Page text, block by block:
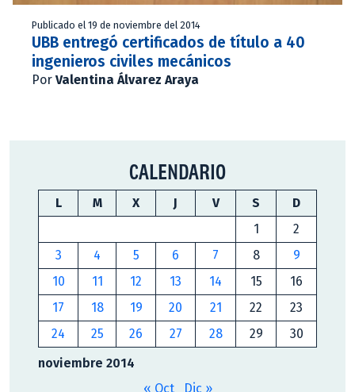
Publicado el 19 de noviembre del 2014
UBB entregó certificados de título a 40
ingenieros civiles mecánicos
Por Valentina Álvarez Araya
CALENDARIO
noviembre 2014
L M X J V S
D
1
2
3
4 5 6 7 8
9
10
11 12 13 14 15
16
17
18 19 20 21 22
23
24
25 26 27 28 29 30
« Oct Dic »